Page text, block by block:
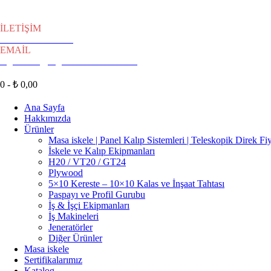
İLETİŞİM
EMAİL
0 - ₺ 0,00
Ana Sayfa
Hakkımızda
Ürünler
Masa iskele | Panel Kalıp Sistemleri | Teleskopik Direk
İskele ve Kalıp Ekipmanları
H20 / VT20 / GT24
Plywood
5×10 Kereste – 10×10 Kalas ve İnşaat Tahtası
Paspayı ve Profil Gurubu
İş & İşçi Ekipmanları
İş Makineleri
Jeneratörler
Diğer Ürünler
Masa iskele
Sertifikalarımız